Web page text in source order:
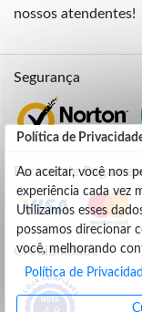
Política de
Ao aceitar, você nos
experiência cada vez
Utilizamos esses
possamos direcionar
você, melhorando
Política de
nossos atendentes!
Segurança
Formas de
Credibilidade